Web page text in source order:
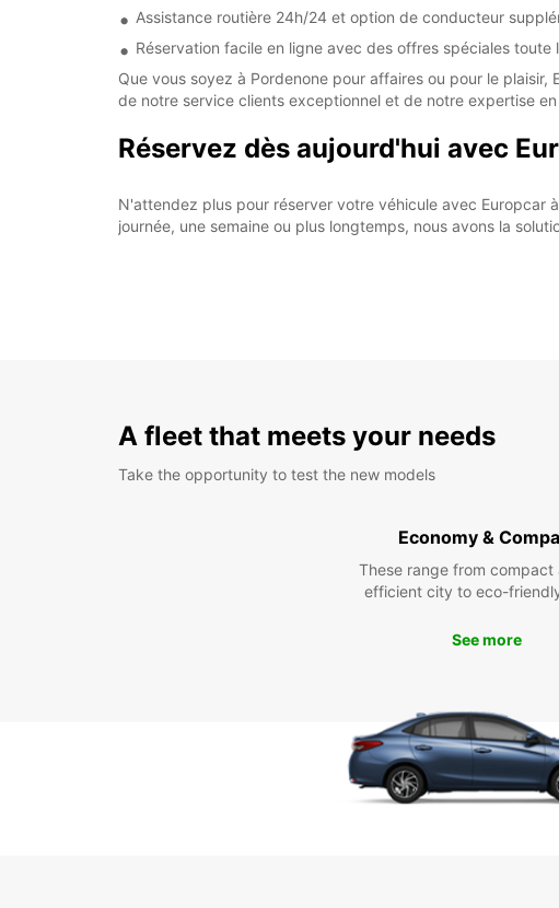
Assistance routière 24h/24 et option de conducteur
Réservation facile en ligne avec des offres spéciales toute
Que vous soyez à Pordenone pour affaires ou pour le
de notre service clients exceptionnel et de notre expertise
Réservez dès aujourd'hui avec
N'attendez plus pour réserver votre véhicule avec Europcar
journée, une semaine ou plus longtemps, nous avons la
A fleet that meets your needs
Take the opportunity to test the new models
Economy &
These range from compact
efficient city to eco-
See more